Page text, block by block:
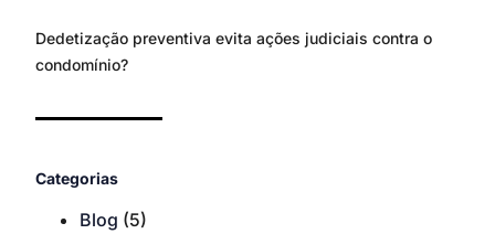
Dedetização preventiva evita ações judiciais contra o
condomínio?
Categorias
Blog (5)